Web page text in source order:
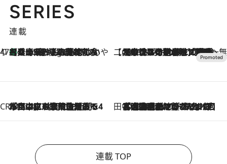
SERIES
連載
47都道府県の手みやげ ひんやりスイーツで夏を満喫
4 Hours Ago
【兵庫県】この夏絶対食べたい 冷やしておいしいおやつ3選 淡路島の恵みをジェラートに集約 【CREA×星野リゾート】唯一無二。癒しと発見が待つ場所へ
2026.8.7
【トンボの足水浴】ヒノキの香りに包まれて涼感マックス！約13℃の湧水かけ流しを避暑地「星野温泉 トンボの湯」で体験
CREA'S CHOICE
2026.8.7
「立川にも歌舞伎があるんだよ」 片岡仁左衛門・市川中車ら豪華座組みで4年目の立川立飛歌舞伎へ 田中稲の勝手に再ブーム
2026.8.7
「湘南乃風に憧れて」観客大盛上がりの“タオル回し”に、ラッパー顔負けの高速歌唱まで…さだまさし（74）のアグレッシブすぎる現在地
連載 TOP